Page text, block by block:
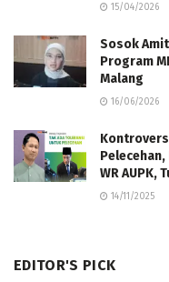
15/04/2026
Sosok
Program
Malang
16/06/2026
WR AUPK,
14/11/2025
EDITOR'S PICK